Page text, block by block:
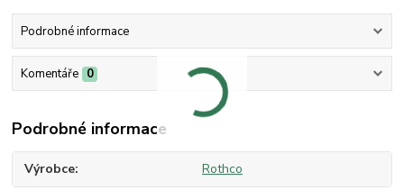
Podrobné informace
Komentáře 0
Podrobné informace
Výrobce Rothco